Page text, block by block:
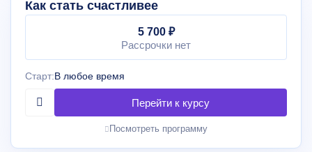
Как стать счастливее
5 700 ₽
Рассрочки нет
Старт:В любое время
Посмотреть программу